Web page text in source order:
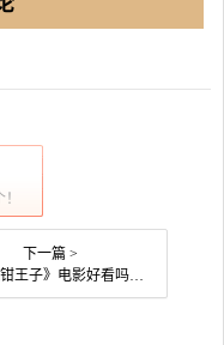
下一篇 >
》电影好看吗？胡桃钳王子影评及简介